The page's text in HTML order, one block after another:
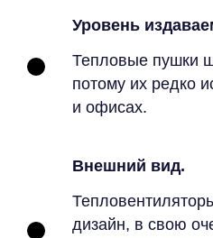
Уровень
Тепловые пушки
потому их редко
и офисах.
Внешний вид.
дизайн, в свою